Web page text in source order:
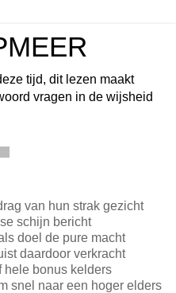
tijd, dit lezen maakt
vragen in de wijsheid
van hun strak gezicht
schijn bericht
doel de pure macht
daardoor verkracht
hele bonus kelders
snel naar een hoger elders